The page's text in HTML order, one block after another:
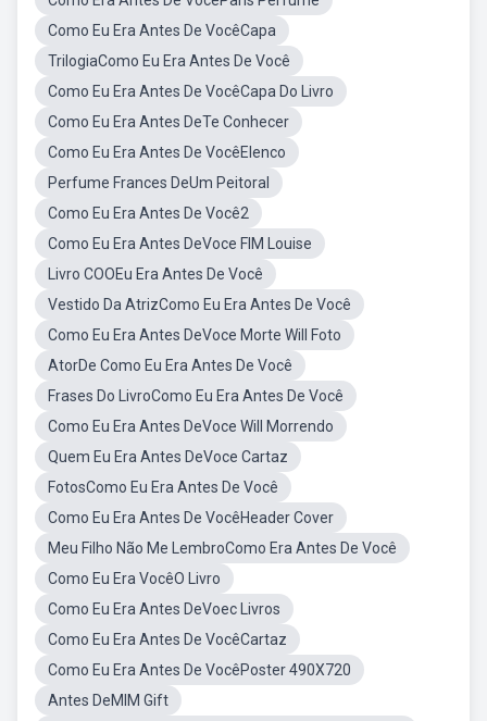
Como Eu Era Antes De VocêCapa
TrilogiaComo Eu Era Antes De Você
Como Eu Era Antes De VocêCapa Do Livro
Como Eu Era Antes DeTe Conhecer
Como Eu Era Antes De VocêElenco
Perfume Frances DeUm Peitoral
Como Eu Era Antes De Você2
Como Eu Era Antes DeVoce FIM Louise
Livro COOEu Era Antes De Você
Vestido Da AtrizComo Eu Era Antes De Você
Como Eu Era Antes DeVoce Morte Will Foto
AtorDe Como Eu Era Antes De Você
Frases Do LivroComo Eu Era Antes De Você
Como Eu Era Antes DeVoce Will Morrendo
Quem Eu Era Antes DeVoce Cartaz
FotosComo Eu Era Antes De Você
Como Eu Era Antes De VocêHeader Cover
Meu Filho Não Me LembroComo Era Antes De Você
Como Eu Era VocêO Livro
Como Eu Era Antes DeVoec Livros
Como Eu Era Antes De VocêCartaz
Como Eu Era Antes De VocêPoster 490X720
Antes DeMIM Gift